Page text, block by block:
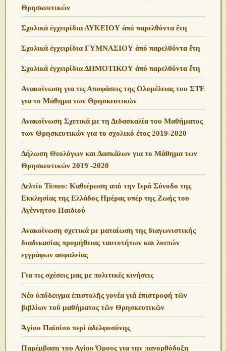
Θρησκευτικών
Σχολικά ἐγχειρίδια ΛΥΚΕΙΟΥ ἀπό παρελθόντα ἔτη
Σχολικά ἐγχειρίδια ΓΥΜΝΑΣΙΟΥ ἀπό παρελθόντα ἔτη
Σχολικά ἐγχειρίδια ΔΗΜΟΤΙΚΟΥ ἀπό παρελθόντα ἔτη
Ανακοίνωση για τις Αποφάσεις της Ολομέλειας του ΣΤΕ
για το Μάθημα των Θρησκευτικών
Ανακοίνωση Σχετικά με τη Διδασκαλία του Μαθήματος
των Θρησκευτικών για το σχολικό έτος 2019-2020
Δήλωση Θεολόγων και Δασκάλων για το Μάθημα των
Θρησκευτικών 2019 -2020
Δελτίο Τύπου: Καθιέρωση από την Ιερά Σύνοδο της
Εκκλησίας της Ελλάδος Ημέρας υπέρ της Ζωής του
Αγέννητου Παιδιού
Ανακοίνωση σχετικά με ματαίωση της διαγωνιστικής
διαδικασίας προμήθειας ταυτοτήτων και λοιπών
εγγράφων ασφαλείας
Για τις σχέσεις μας με πολιτικές κινήσεις
Νέο ὑπόδειγμα ἐπιστολῆς γονέα γιά ἐπιστροφή τῶν
βιβλίων τοῦ μαθήματος τῶν Θρησκευτικῶν
Ἁγίου Παϊσίου περὶ ἀδελφοσύνης
Παρέμβαση του Αγίου Όρους για την πανορθόδοξη